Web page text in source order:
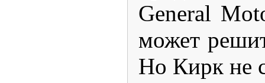
General
может
Но Кирк не